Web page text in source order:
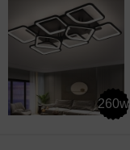
260w